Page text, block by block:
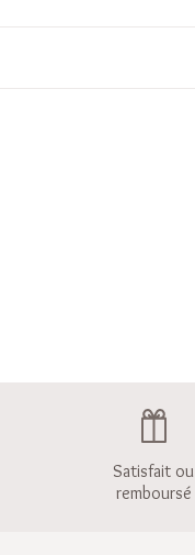
Satisfait ou
remboursé